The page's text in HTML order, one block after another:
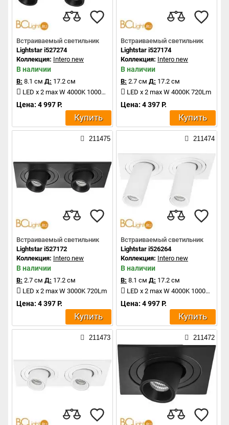
Встраиваемый светильник
Lightstar i527274
Коллекция: Intero new
В наличии
В: 8.1 см Д: 17.2 см
LED x 2 max W 4000K 1000Lm
Цена: 4 997 Р.
Купить
Встраиваемый светильник
Lightstar i527174
Коллекция: Intero new
В наличии
В: 2.7 см Д: 17.2 см
LED x 2 max W 4000K 720Lm
Цена: 4 397 Р.
Купить
211475
Встраиваемый светильник
Lightstar i527172
Коллекция: Intero new
В наличии
В: 2.7 см Д: 17.2 см
LED x 2 max W 3000K 720Lm
Цена: 4 397 Р.
Купить
211474
Встраиваемый светильник
Lightstar i526264
Коллекция: Intero new
В наличии
В: 8.1 см Д: 17.2 см
LED x 2 max W 4000K 1000Lm
Цена: 4 997 Р.
Купить
211473 211472